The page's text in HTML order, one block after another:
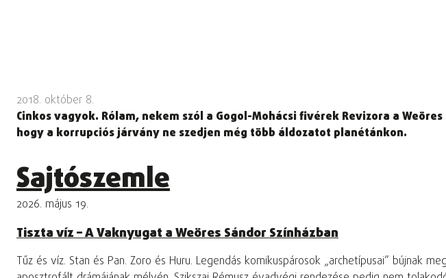
2018. október 8.
Cinkos vagyok. Rólam, nekem szól a Gogol-Mohácsi fivérek Revizora a
hogy a korrupciós járvány ne szedjen még több áldozatot planétánkon.
Sajtószemle
2026. május 19.
Tiszta víz – A Vaknyugat a Weöres Sándor Színházban
Tűz és víz. Stan és Pan. Zoro és Huru. Legendás komikuspárosok „archetípusai” bújnak